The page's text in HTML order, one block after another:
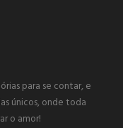
para se contar, e
únicos, onde toda
o amor!